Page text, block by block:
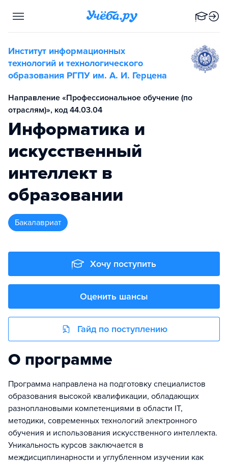
Институт информационных
технологий и технологического
образования РГПУ им. А. И. Герцена
Направление «Профессиональное обучение (по
отраслям)», код 44.03.04
Информатика и
искусственный
интеллект в
образовании
бакалавриат
Хочу поступить
Оценить шансы
Гайд по поступлению
О программе
Программа направлена на подготовку специалистов
образования высокой квалификации, обладающих
разноплановыми компетенциями в области IT,
методики, современных технологий электронного
обучения и использования искусственного интеллекта.
Уникальность курсов заключается в
междисциплинарности и углубленном изучении как